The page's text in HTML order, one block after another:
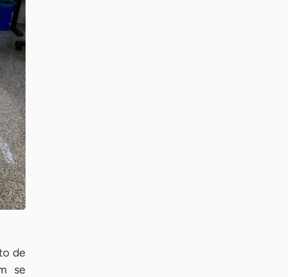
de
se